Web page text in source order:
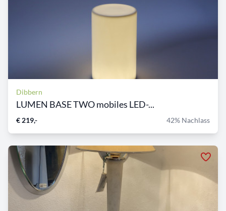
Dibbern
LUMEN BASE TWO mobiles LED-...
€ 219,- 42% Nachlass